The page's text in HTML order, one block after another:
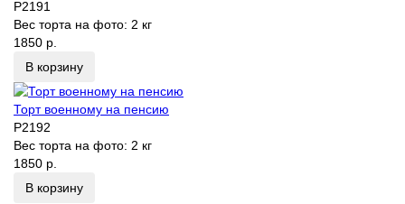
P2191
Вес торта на фото: 2 кг
1850 р.
В корзину
Торт военному на пенсию
P2192
Вес торта на фото: 2 кг
1850 р.
В корзину